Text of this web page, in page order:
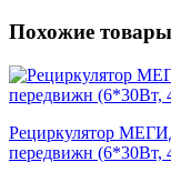
Похожие
Рециркулятор
передвижн (6*30Вт,